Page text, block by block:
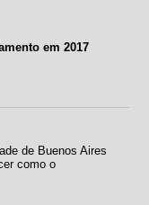
em 2017
de Buenos Aires
como o